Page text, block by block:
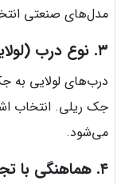
مدل‌های صنعتی
۳. نوع درب (لولایی یا کشویی)
درب‌های لولایی به
جک ریلی. انتخاب
می‌شود.
۴. هماهنگی با تجهیزات جانبی